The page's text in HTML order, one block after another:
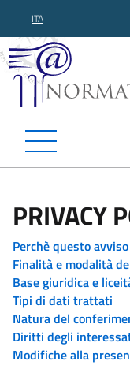
ITA
PRIVACY
Perchè questo avviso
Finalità e modalità
Base giuridica e
Tipi di dati trattati
Natura del
Diritti degli
Modifiche alla